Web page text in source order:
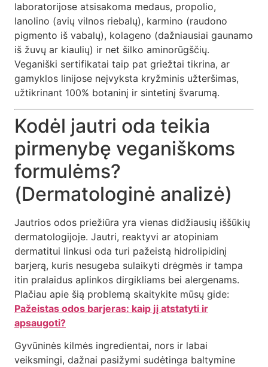
laboratorijose atsisakoma medaus, propolio,
lanolino (avių vilnos riebalų), karmino (raudono
pigmento iš vabalų), kolageno (dažniausiai gaunamo
iš žuvų ar kiaulių) ir net šilko aminorūgščių.
Veganiški sertifikatai taip pat griežtai tikrina, ar
gamyklos linijose neįvyksta kryžminis užteršimas,
užtikrinant 100% botaninį ir sintetinį švarumą.
Kodėl jautri oda teikia
pirmenybę veganiškoms
formulėms?
(Dermatologinė analizė)
Jautrios odos priežiūra yra vienas didžiausių iššūkių
dermatologijoje. Jautri, reaktyvi ar atopiniam
dermatitui linkusi oda turi pažeistą hidrolipidinį
barjerą, kuris nesugeba sulaikyti drėgmės ir tampa
itin pralaidus aplinkos dirgikliams bei alergenams.
Plačiau apie šią problemą skaitykite mūsų gide:
Pažeistas odos barjeras: kaip jį atstatyti ir
apsaugoti?
Gyvūninės kilmės ingredientai, nors ir labai
veiksmingi, dažnai pasižymi sudėtinga baltymine